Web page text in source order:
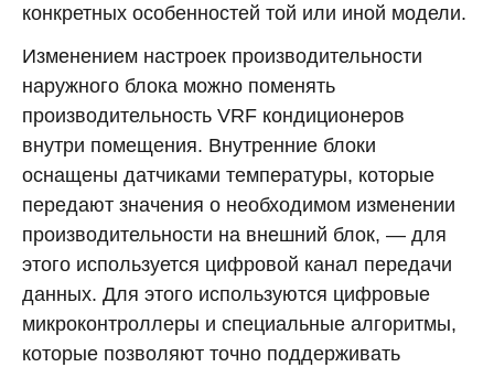
конкретных особенностей той или иной модели.
Изменением настроек производительности
наружного блока можно поменять
производительность VRF кондиционеров
внутри помещения. Внутренние блоки
оснащены датчиками температуры, которые
передают значения о необходимом изменении
производительности на внешний блок, — для
этого используется цифровой канал передачи
данных. Для этого используются цифровые
микроконтроллеры и специальные алгоритмы,
которые позволяют точно поддерживать